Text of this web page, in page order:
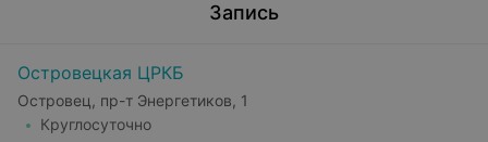
Запись
Островецкая ЦРКБ
Островец, пр-т Энергетиков, 1
Круглосуточно